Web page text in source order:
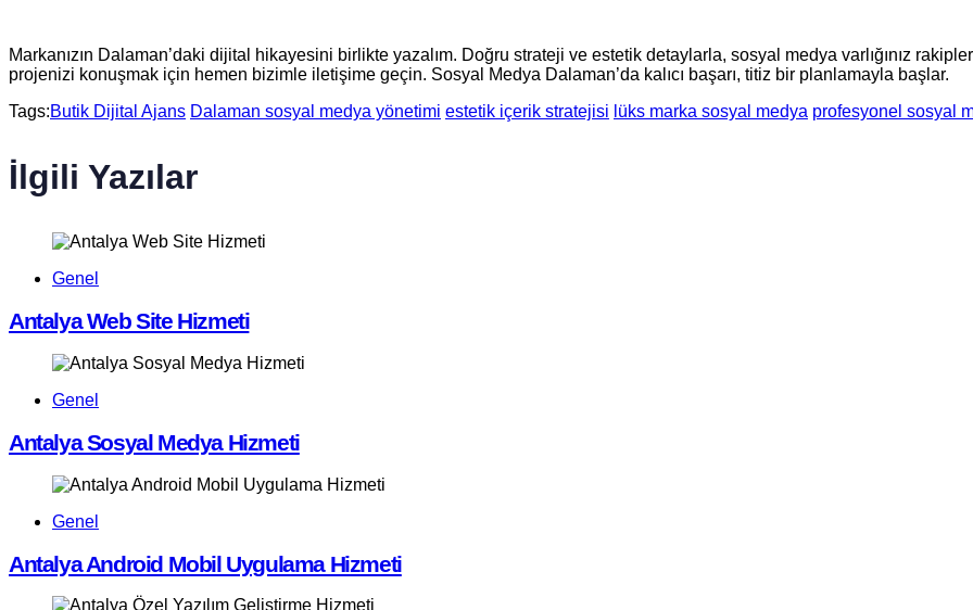
Markanızın Dalaman’daki dijital hikayesini birlikte yazalım. Doğru strateji ve estetik detaylarla, sosyal medya varlığınız
projenizi konuşmak için hemen bizimle iletişime geçin. Sosyal Medya Dalaman’da kalıcı başarı, titiz bir planlamayla başlar.
Tags:Butik Dijital Ajans Dalaman sosyal medya yönetimi estetik içerik stratejisi lüks marka sosyal medya profesyonel sosyal
İlgili Yazılar
Genel
Antalya Web Site Hizmeti
Genel
Antalya Sosyal Medya Hizmeti
Genel
Antalya Android Mobil Uygulama Hizmeti